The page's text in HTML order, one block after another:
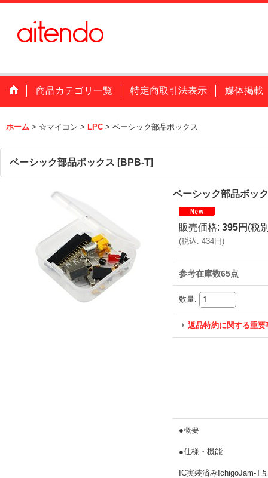
商品カテゴリ一覧 特定商取引法表示 媒体掲載
ホーム > ☆マイコン > LPC > ベーシック部品ボックス
ベーシック部品ボックス [BPB-T]
ベーシック部品ボッ
販売価格: 395円 (税
(税込: 434円)
参考在庫数65点
数量:
返品特約に関する重要
●概要
●仕様・機能
IC実装済みIchigoJam-T